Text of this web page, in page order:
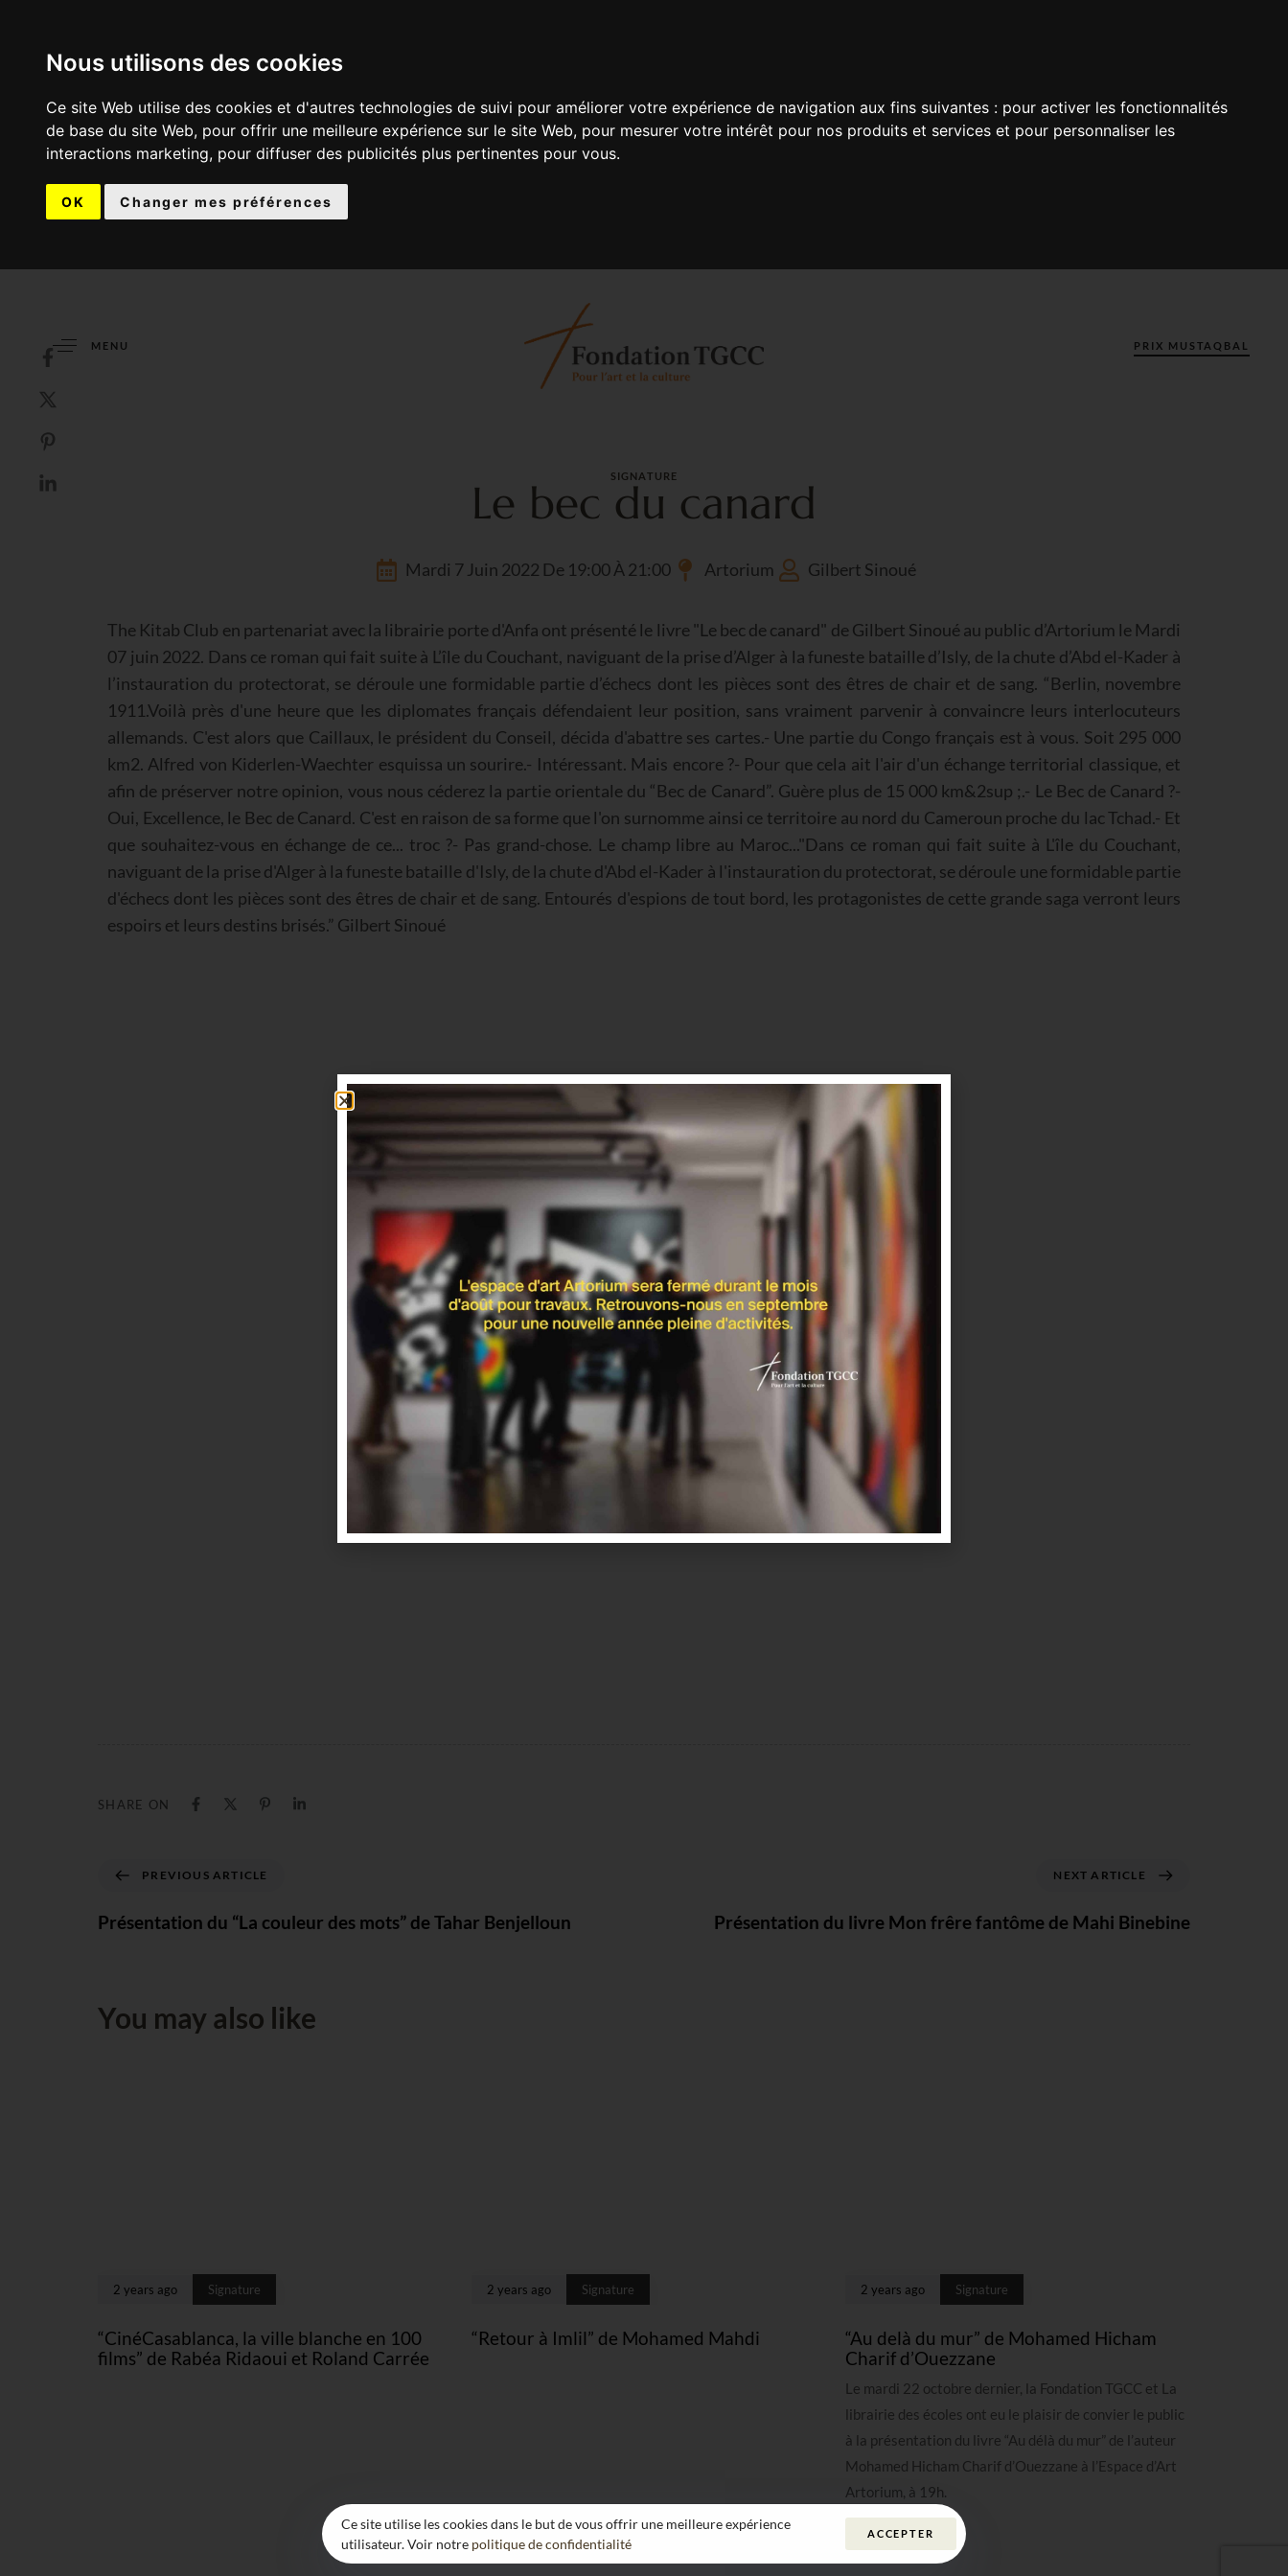
Nous utilisons des cookies
Ce site Web utilise des cookies et d'autres technologies de suivi pour améliorer votre expérience de navigation aux fins suivantes : pour activer les fonctionnalités
de base du site Web, pour offrir une meilleure expérience sur le site Web, pour mesurer votre intérêt pour nos produits et services et pour personnaliser les
interactions marketing, pour diffuser des publicités plus pertinentes pour vous.
OK Changer mes préférences
MENU PRIX MUSTAQBAL
SIGNATURE
Le bec du canard
Mardi 7 Juin 2022 De 19:00 À 21:00 Artorium Gilbert Sinoué
The Kitab Club en partenariat avec la librairie porte d'Anfa ont présenté le livre "Le bec de canard" de Gilbert Sinoué au public d’Artorium le Mardi
07 juin 2022. Dans ce roman qui fait suite à L’île du Couchant, naviguant de la prise d’Alger à la funeste bataille d’Isly, de la chute d’Abd el-Kader à
l’instauration du protectorat, se déroule une formidable partie d’échecs dont les pièces sont des êtres de chair et de sang. “Berlin, novembre
1911.Voilà près d'une heure que les diplomates français défendaient leur position, sans vraiment parvenir à convaincre leurs interlocuteurs
allemands. C'est alors que Caillaux, le président du Conseil, décida d'abattre ses cartes.- Une partie du Congo français est à vous. Soit 295 000
km2. Alfred von Kiderlen-Waechter esquissa un sourire.- Intéressant. Mais encore ?- Pour que cela ait l'air d'un échange territorial classique, et
afin de préserver notre opinion, vous nous céderez la partie orientale du “Bec de Canard”. Guère plus de 15 000 km&2sup ;.- Le Bec de Canard ?-
Oui, Excellence, le Bec de Canard. C'est en raison de sa forme que l'on surnomme ainsi ce territoire au nord du Cameroun proche du lac Tchad.- Et
que souhaitez-vous en échange de ce... troc ?- Pas grand-chose. Le champ libre au Maroc..."Dans ce roman qui fait suite à L'île du Couchant,
naviguant de la prise d'Alger à la funeste bataille d'Isly, de la chute d'Abd el-Kader à l'instauration du protectorat, se déroule une formidable partie
d'échecs dont les pièces sont des êtres de chair et de sang. Entourés d'espions de tout bord, les protagonistes de cette grande saga verront leurs
espoirs et leurs destins brisés.” Gilbert Sinoué
SHARE ON
PREVIOUS ARTICLE
Présentation du “La couleur des mots” de Tahar Benjelloun
NEXT ARTICLE
Présentation du livre Mon frêre fantôme de Mahi Binebine
You may also like
2 years ago Signature
“CinéCasablanca, la ville blanche en 100
films” de Rabéa Ridaoui et Roland Carrée
2 years ago Signature
“Retour à Imlil” de Mohamed Mahdi
2 years ago Signature
“Au delà du mur” de Mohamed Hicham
Charif d’Ouezzane
Le mardi 22 octobre dernier, la Fondation TGCC et La
librairie des écoles ont eu le plaisir de convier le public
à la présentation du livre “Au délà du mur” de l’auteur
Mohamed Hicham Charif d’Ouezzane à l’Espace d’Art
Artorium, à 19h.
Ce site utilise les cookies dans le but de vous offrir une meilleure expérience
utilisateur. Voir notre politique de confidentialité
ACCEPTER